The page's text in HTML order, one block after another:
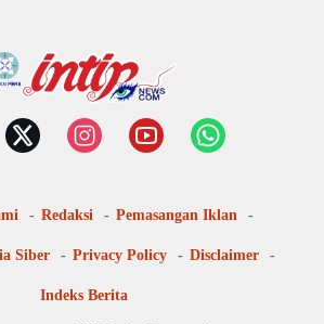
Redaksi Pemasangan Iklan
Siber Privacy Policy Disclaimer
Indeks Berita